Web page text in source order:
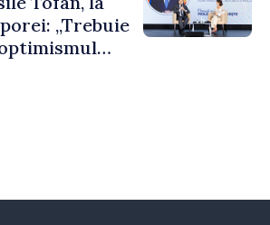
„Trebuie